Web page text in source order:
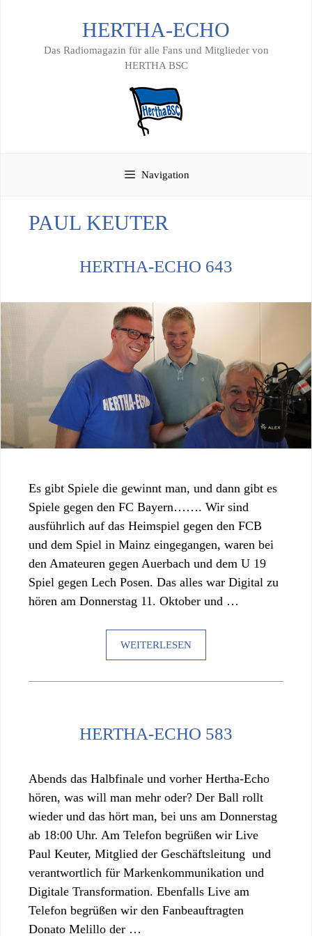
HERTHA-ECHO
Das Radiomagazin für alle Fans und Mitglieder von
HERTHA BSC
Navigation
PAUL KEUTER
HERTHA-ECHO 643
Es gibt Spiele die gewinnt man, und dann gibt es
Spiele gegen den FC Bayern……. Wir sind
ausführlich auf das Heimspiel gegen den FCB
und dem Spiel in Mainz eingegangen, waren bei
den Amateuren gegen Auerbach und dem U 19
Spiel gegen Lech Posen. Das alles war Digital zu
hören am Donnerstag 11. Oktober und …
WEITERLESEN
HERTHA-ECHO 583
Abends das Halbfinale und vorher Hertha-Echo
hören, was will man mehr oder? Der Ball rollt
wieder und das hört man, bei uns am Donnerstag
ab 18:00 Uhr. Am Telefon begrüßen wir Live
Paul Keuter, Mitglied der Geschäftsleitung und
verantwortlich für Markenkommunikation und
Digitale Transformation. Ebenfalls Live am
Telefon begrüßen wir den Fanbeauftragten
Donato Melillo der …